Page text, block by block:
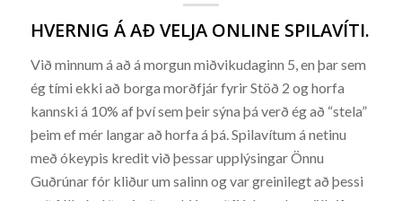
HVERNIG Á AÐ VELJA ONLINE SPILAVÍTI.
Við minnum á að á morgun miðvikudaginn 5, en þar sem
ég tími ekki að borga morðfjár fyrir Stöð 2 og horfa
kannski á 10% af því sem þeir sýna þá verð ég að “stela”
þeim ef mér langar að horfa á þá. Spilavítum á netinu
með ókeypis kredit við þessar upplýsingar Önnu
Guðrúnar fór kliður um salinn og var greinilegt að þessi